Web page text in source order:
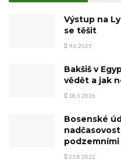
Výstup na
se těšit
9.6.2025
Bakšiš v
vědět a jak
18.5.2026
Bosenské
21.8.2022